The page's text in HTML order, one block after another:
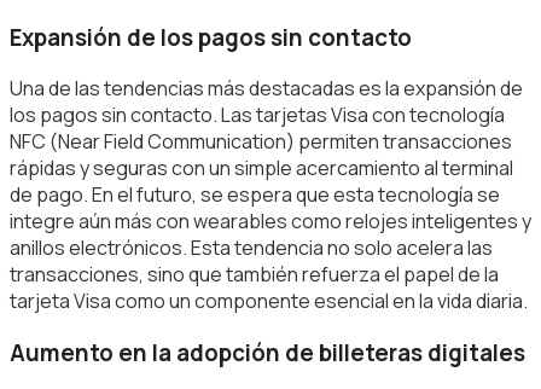
Expansión de los pagos sin contacto
Una de las tendencias más destacadas es la expansión de
los pagos sin contacto. Las tarjetas Visa con tecnología
NFC (Near Field Communication) permiten transacciones
rápidas y seguras con un simple acercamiento al terminal
de pago. En el futuro, se espera que esta tecnología se
integre aún más con wearables como relojes inteligentes y
anillos electrónicos. Esta tendencia no solo acelera las
transacciones, sino que también refuerza el papel de la
tarjeta Visa como un componente esencial en la vida diaria.
Aumento en la adopción de billeteras digitales